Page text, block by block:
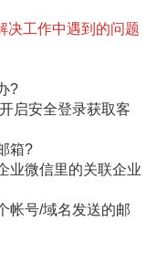
决工作中遇到的问题
?
启安全登录获取客
箱?
业微信里的关联企业
帐号/域名发送的邮